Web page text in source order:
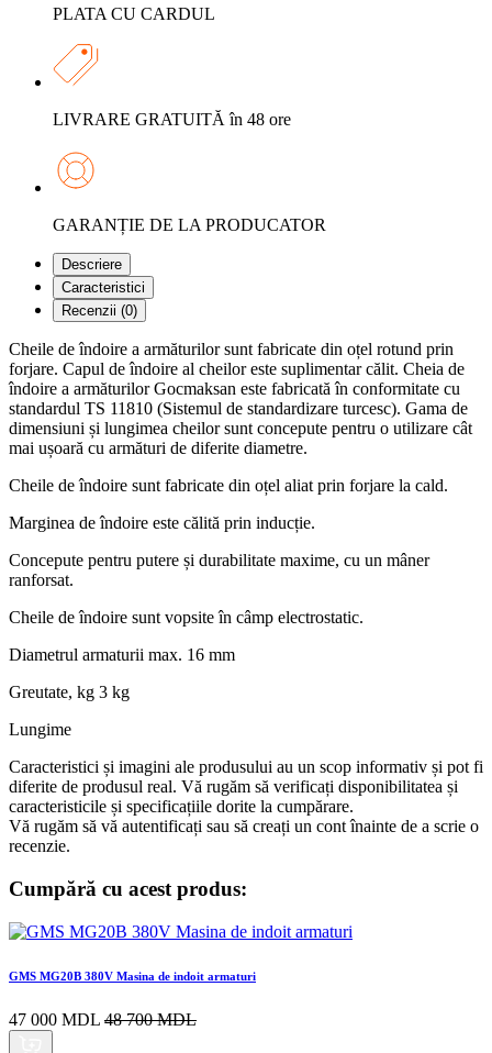
PLATA CU CARDUL
LIVRARE GRATUITĂ în 48 ore
GARANȚIE DE LA PRODUCATOR
Descriere
Caracteristici
Recenzii (0)
Cheile de îndoire a armăturilor sunt fabricate din oțel rotund prin
forjare. Capul de îndoire al cheilor este suplimentar călit. Cheia de
îndoire a armăturilor Gocmaksan este fabricată în conformitate cu
standardul TS 11810 (Sistemul de standardizare turcesc). Gama de
dimensiuni și lungimea cheilor sunt concepute pentru o utilizare cât
mai ușoară cu armături de diferite diametre.
Cheile de îndoire sunt fabricate din oțel aliat prin forjare la cald.
Marginea de îndoire este călită prin inducție.
Concepute pentru putere și durabilitate maxime, cu un mâner
ranforsat.
Cheile de îndoire sunt vopsite în câmp electrostatic.
Diametrul armaturii max. 16 mm
Greutate, kg 3 kg
Lungime
Caracteristici și imagini ale produsului au un scop informativ și pot fi
diferite de produsul real. Vă rugăm să verificați disponibilitatea și
caracteristicile și specificațiile dorite la cumpărare.
Vă rugăm să vă autentificați sau să creați un cont înainte de a scrie o
recenzie.
Cumpără cu acest produs:
GMS MG20B 380V Masina de indoit armaturi
47 000 MDL 48 700 MDL